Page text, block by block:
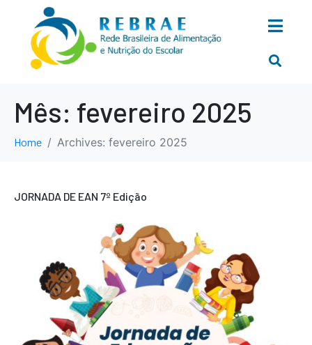
Mês: fevereiro 2025
Home Archives: fevereiro 2025
JORNADA DE EAN 7º Edição